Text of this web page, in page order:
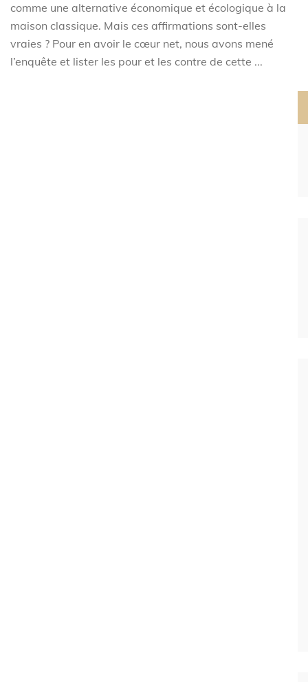
comme une alternative économique et écologique à la
maison classique. Mais ces affirmations sont-elles
vraies ? Pour en avoir le cœur net, nous avons mené
l’enquête et lister les pour et les contre de cette ...